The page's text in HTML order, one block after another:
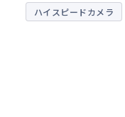
ハイスピードカメラ